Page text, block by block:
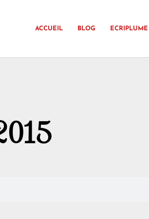
ACCUEIL BLOG ECRIPLUME